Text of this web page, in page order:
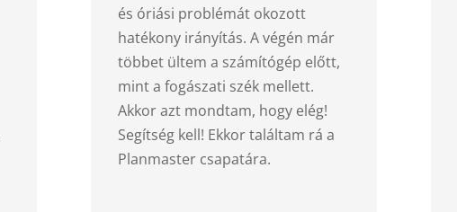
és óriási problémát okozott
hatékony irányítás. A végén már
többet ültem a számítógép előtt,
mint a fogászati szék mellett.
Akkor azt mondtam, hogy elég!
Segítség kell! Ekkor találtam rá a
Planmaster csapatára.